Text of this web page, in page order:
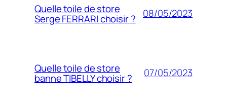
Quelle toile de store
Serge FERRARI choisir ? 08/05/2023
Quelle toile de store
banne TIBELLY choisir ? 07/05/2023